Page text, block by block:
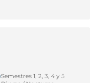
Semestres 1, 2, 3, 4 y 5